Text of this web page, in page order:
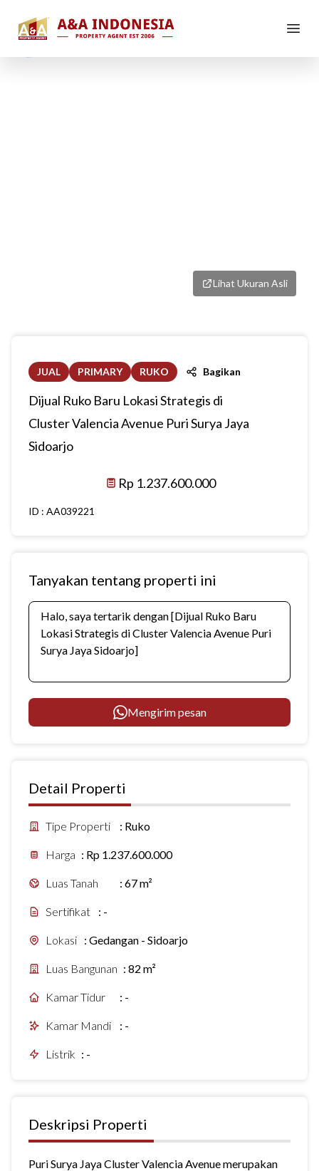
Lihat Ukuran Asli
JUAL PRIMARY RUKO Bagikan
Dijual Ruko Baru Lokasi Strategis di
Cluster Valencia Avenue Puri Surya Jaya
Sidoarjo
Rp 1.237.600.000
ID : AA039221
Tanyakan tentang properti ini
Mengirim pesan
Detail Properti
Tipe Properti : Ruko
Harga : Rp 1.237.600.000
Luas Tanah : 67 m²
Sertifikat : -
Lokasi : Gedangan - Sidoarjo
Luas Bangunan : 82 m²
Kamar Tidur : -
Kamar Mandi : -
Listrik : -
Deskripsi Properti
Puri Surya Jaya Cluster Valencia Avenue merupakan